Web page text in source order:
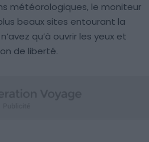
météorologiques, le moniteur
beaux sites entourant la
qu’à ouvrir les yeux et
de liberté.